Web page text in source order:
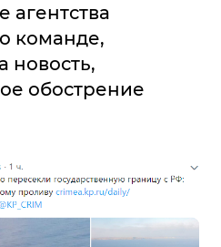
команде,
новость,
обострение